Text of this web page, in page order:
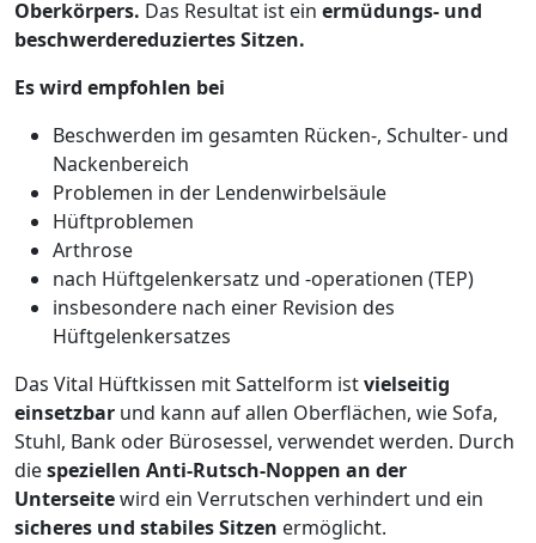
Oberkörpers. Das Resultat ist ein ermüdungs- und
beschwerdereduziertes Sitzen.
Es wird empfohlen bei
Beschwerden im gesamten Rücken-, Schulter- und
Nackenbereich
Problemen in der Lendenwirbelsäule
Hüftproblemen
Arthrose
nach Hüftgelenkersatz und -operationen (TEP)
insbesondere nach einer Revision des
Hüftgelenkersatzes
Das Vital Hüftkissen mit Sattelform istvielseitig
einsetzbar und kann auf allen Oberflächen, wie Sofa,
Stuhl, Bank oder Bürosessel, verwendet werden. Durch
diespeziellen Anti-Rutsch-Noppen an der
Unterseitewird ein Verrutschen verhindert und ein
sicheres und stabiles Sitzen ermöglicht.